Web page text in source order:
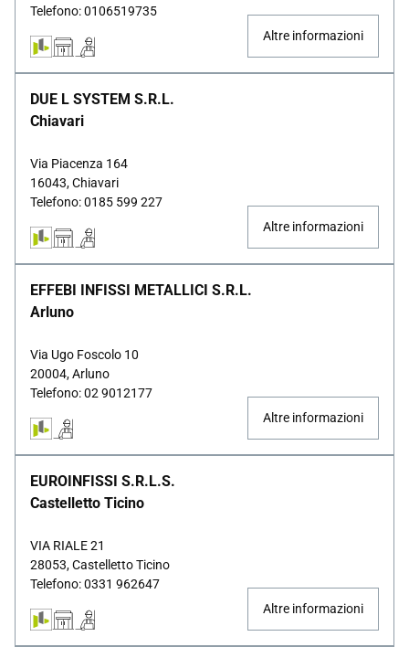
Telefono: 0106519735
Altre informazioni
DUE L SYSTEM S.R.L.
Chiavari
Via Piacenza 164
16043, Chiavari
Telefono: 0185 599 227
Altre informazioni
EFFEBI INFISSI METALLICI S.R.L.
Arluno
Via Ugo Foscolo 10
20004, Arluno
Telefono: 02 9012177
Altre informazioni
EUROINFISSI S.R.L.S.
Castelletto Ticino
VIA RIALE 21
28053, Castelletto Ticino
Telefono: 0331 962647
Altre informazioni